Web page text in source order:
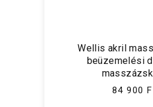
Wellis akril
beüzemelési
84 900